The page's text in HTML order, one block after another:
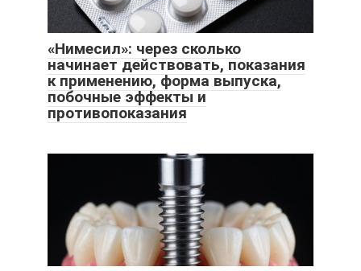
«Нимесил»: через сколько
начинает действовать, показания
к применению, форма выпуска,
побочные эффекты и
противопоказания